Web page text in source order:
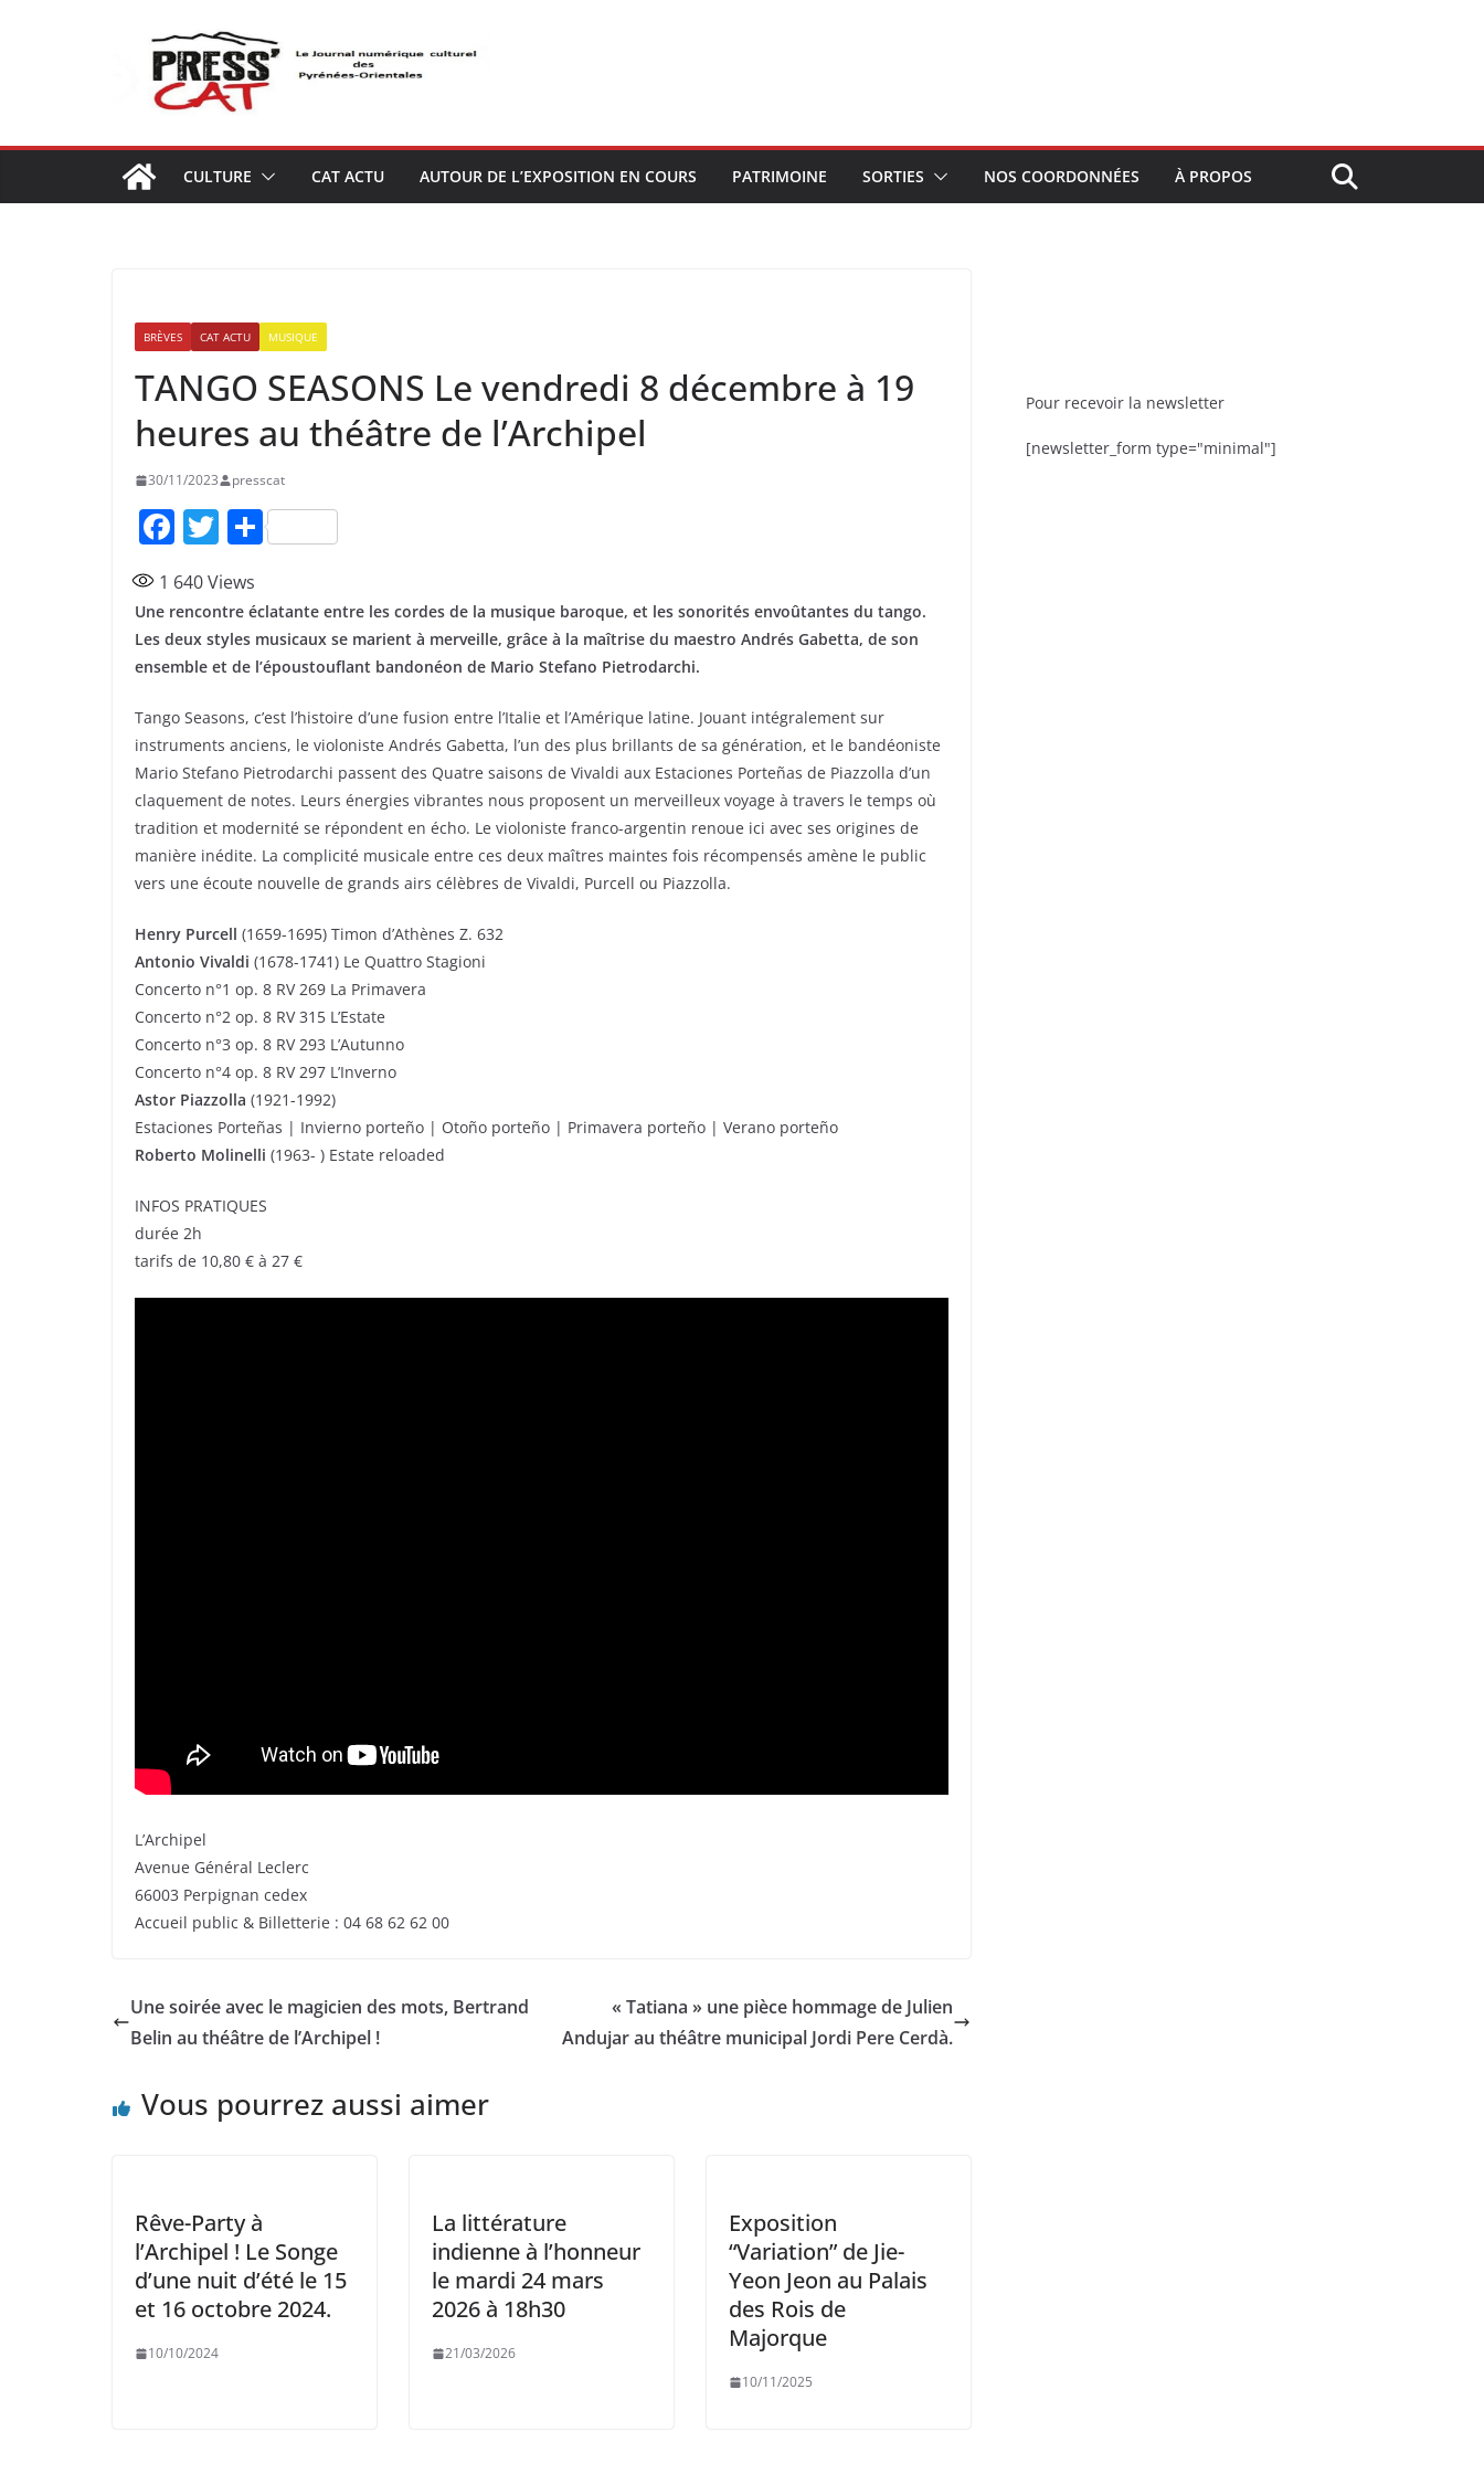
CULTURE CAT ACTU AUTOUR DE L’EXPOSITION EN COURS PATRIMOINE SORTIES NOS COORDONNÉES À PROPOS
BRÈVES CAT ACTU MUSIQUE
TANGO SEASONS Le vendredi 8 décembre à 19
heures au théâtre de l’Archipel
30/11/2023 presscat
F
c
e
b
o
o
k
T
w
itt
er
P
ta
g
er
1 640Views
Une rencontre éclatante entre les cordes de la musique baroque, et les sonorités envoûtantes du tango.
Les deux styles musicaux se marient à merveille, grâce à la maîtrise du maestro Andrés Gabetta, de son
ensemble et de l’époustouflant bandonéon de Mario Stefano Pietrodarchi.
Tango Seasons, c’est l’histoire d’une fusion entre l’Italie et l’Amérique latine. Jouant intégralement sur
instruments anciens, le violoniste Andrés Gabetta, l’un des plus brillants de sa génération, et le bandéoniste
Mario Stefano Pietrodarchi passent des Quatre saisons de Vivaldi aux Estaciones Porteñas de Piazzolla d’un
claquement de notes. Leurs énergies vibrantes nous proposent un merveilleux voyage à travers le temps où
tradition et modernité se répondent en écho. Le violoniste franco-argentin renoue ici avec ses origines de
manière inédite. La complicité musicale entre ces deux maîtres maintes fois récompensés amène le public
vers une écoute nouvelle de grands airs célèbres de Vivaldi, Purcell ou Piazzolla.
Henry Purcell (1659-1695) Timon d’Athènes Z. 632
Antonio Vivaldi (1678-1741) Le Quattro Stagioni
Concerto n°1 op. 8 RV 269 La Primavera
Concerto n°2 op. 8 RV 315 L’Estate
Concerto n°3 op. 8 RV 293 L’Autunno
Concerto n°4 op. 8 RV 297 L’Inverno
Astor Piazzolla (1921-1992)
Estaciones Porteñas | Invierno porteño | Otoño porteño | Primavera porteño | Verano porteño
Roberto Molinelli (1963- ) Estate reloaded
INFOS PRATIQUES
durée 2h
tarifs de 10,80 € à 27 €
L’Archipel
Avenue Général Leclerc
66003 Perpignan cedex
Accueil public & Billetterie : 04 68 62 62 00
Une soirée avec le magicien des mots, Bertrand
Belin au théâtre de l’Archipel !
« Tatiana » une pièce hommage de Julien
Andujar au théâtre municipal Jordi Pere Cerdà.
Vous pourrez aussi aimer
Rêve-Party à
l’Archipel ! Le Songe
d’une nuit d’été le 15
et 16 octobre 2024.
10/10/2024
La littérature
indienne à l’honneur
le mardi 24 mars
2026 à 18h30
21/03/2026
Exposition
“Variation” de Jie-
Yeon Jeon au Palais
des Rois de
Majorque
10/11/2025
Pour recevoir la newsletter
[newsletter_form type="minimal"]